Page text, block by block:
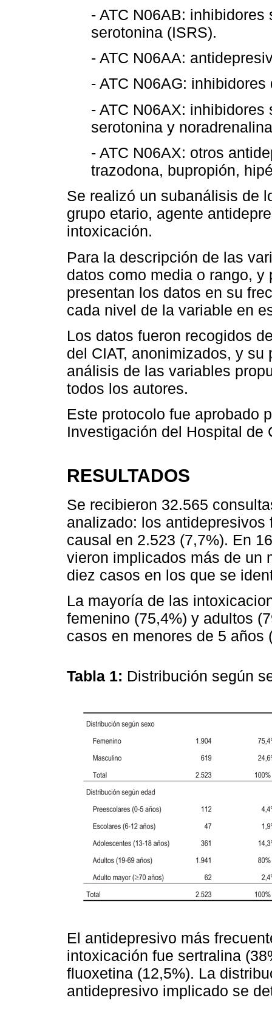
- ATC N06AB:
serotonina (ISRS).
- ATC N06AA:
- ATC N06AG:
- ATC N06AX:
serotonina y
- ATC N06AX: otros
trazodona, bupropión,
Se realizó un subanálisis de
grupo etario, agente
intoxicación.
Para la descripción de las
datos como media o rango,
presentan los datos en su
cada nivel de la variable en
Los datos fueron recogidos
del CIAT, anonimizados, y
análisis de las variables
todos los autores.
Este protocolo fue aprobado
Investigación del Hospital de
RESULTADOS
Se recibieron 32.565
analizado: los
causal en 2.523 (7,7%). En
vieron implicados más de un
diez casos en los que se
La mayoría de las
femenino (75,4%) y adultos
casos en menores de 5 años
Tabla 1: Distribución según
El antidepresivo más
intoxicación fue sertralina
fluoxetina (12,5%). La
antidepresivo implicado se